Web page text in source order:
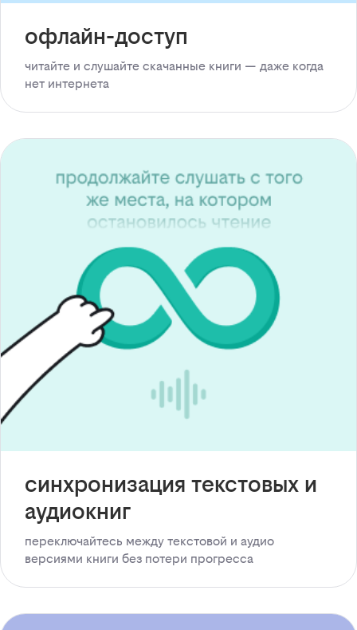
офлайн-доступ
читайте и слушайте скачанные книги — даже когда
нет интернета
синхронизация текстовых и
аудиокниг
переключайтесь между текстовой и аудио
версиями книги без потери прогресса